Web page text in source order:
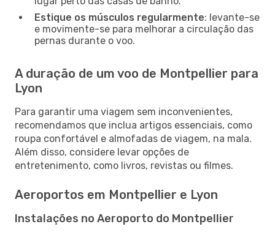
Estique os músculos regularmente: levante-se
e movimente-se para melhorar a circulação das
pernas durante o voo.
A duração de um voo de Montpellier para
Lyon
Para garantir uma viagem sem inconvenientes,
recomendamos que inclua artigos essenciais, como
roupa confortável e almofadas de viagem, na mala.
Além disso, considere levar opções de
entretenimento, como livros, revistas ou filmes.
Aeroportos em Montpellier e Lyon
Instalações no Aeroporto do Montpellier